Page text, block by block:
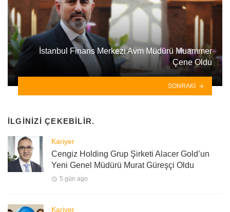
İstanbul Finans Merkezi Avm Müdürü Muammer
Çene Oldu
SONRAKI
İLGINIZI ÇEKEBILIR.
Kariyer
Cengiz Holding Grup Şirketi Alacer Gold’un
Yeni Genel Müdürü Murat Güreşçi Oldu
5 gün ago
Kariyer